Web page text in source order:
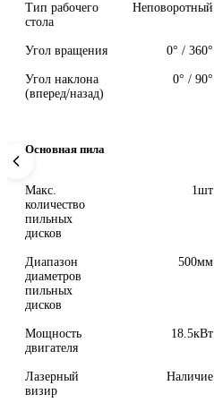
Тип рабочего
стола
Неповоротный
Угол вращения 0° / 360°
Угол наклона
(вперед/назад)
0° / 90°
Основная пила
Макс.
количество
пильных
дисков
1шт
Диапазон
диаметров
пильных
дисков
500мм
Мощность
двигателя
18.5кВт
Лазерный
визир
Наличие